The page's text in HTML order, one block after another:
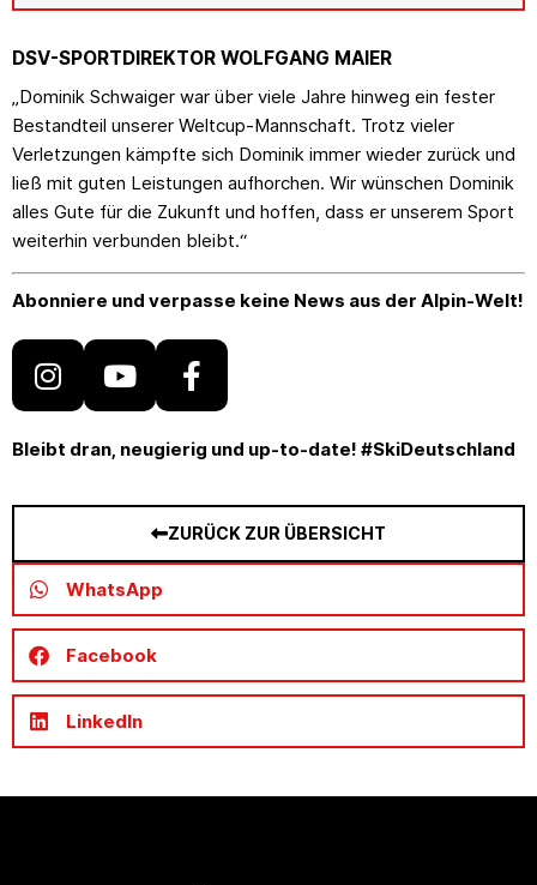
DSV-SPORTDIREKTOR WOLFGANG MAIER
„Dominik Schwaiger war über viele Jahre hinweg ein fester
Bestandteil unserer Weltcup-Mannschaft. Trotz vieler
Verletzungen kämpfte sich Dominik immer wieder zurück und
ließ mit guten Leistungen aufhorchen. Wir wünschen Dominik
alles Gute für die Zukunft und hoffen, dass er unserem Sport
weiterhin verbunden bleibt.“
Abonniere und verpasse keine News aus der Alpin-Welt!
Bleibt dran, neugierig und up-to-date! #SkiDeutschland
ZURÜCK ZUR ÜBERSICHT
WhatsApp
Facebook
LinkedIn